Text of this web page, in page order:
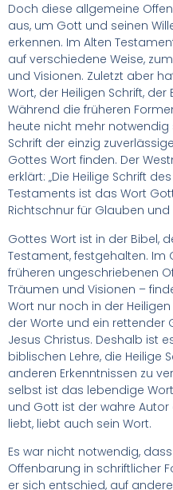
Doch diese allgemeine
aus, um Gott und seinen
erkennen. Im Alten
auf verschiedene Weise,
und Visionen. Zuletzt aber
Wort, der Heiligen Schrift,
Während die früheren
heute nicht mehr notwendig
Schrift der einzig
Gottes Wort finden. Der
erklärt: „Die Heilige Schrift
Testaments ist das Wort
Richtschnur für Glauben
Gottes Wort ist in der Bibel,
Testament, festgehalten. Im
früheren ungeschriebenen
Träumen und Visionen –
Wort nur noch in der
der Worte und ein rettender
Jesus Christus. Deshalb ist
biblischen Lehre, die Heilige
anderen Erkenntnissen zu
selbst ist das lebendige
und Gott ist der wahre Autor
liebt, liebt auch sein Wort.
Es war nicht notwendig,
Offenbarung in schriftlicher
er sich entschied, auf